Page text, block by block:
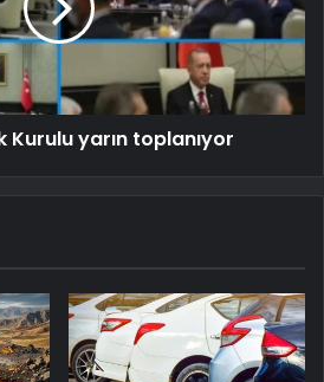
Kurulu yarın toplanıyor